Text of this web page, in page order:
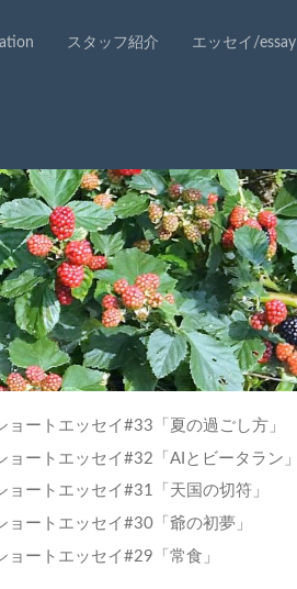
スタッフ紹介 エッセイ/essay
ョートエッセイ#33「夏の過ごし方」
ョートエッセイ#32「AIとビータラン」
ョートエッセイ#31「天国の切符」
ョートエッセイ#30「爺の初夢」
ョートエッセイ#29「常食」